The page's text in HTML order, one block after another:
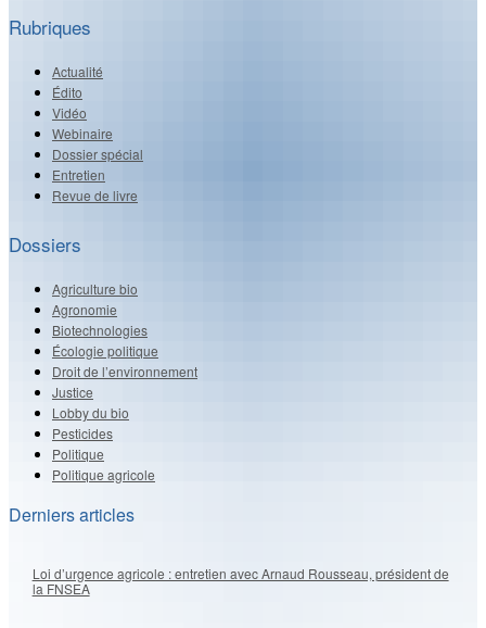
Rubriques
Actualité
Édito
Vidéo
Webinaire
Dossier spécial
Entretien
Revue de livre
Dossiers
Agriculture bio
Agronomie
Biotechnologies
Écologie politique
Droit de l’environnement
Justice
Lobby du bio
Pesticides
Politique
Politique agricole
Derniers articles
Loi d’urgence agricole : entretien avec Arnaud Rousseau, président de
la FNSEA